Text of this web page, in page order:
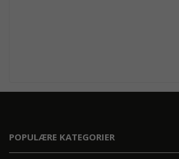
POPULÆRE KATEGORIER